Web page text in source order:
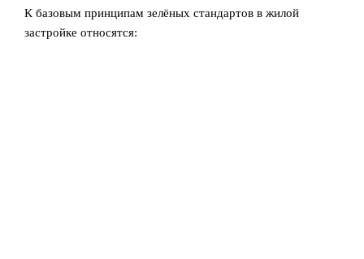
К базовым принципам зелёных стандартов в жилой
застройке относятся: